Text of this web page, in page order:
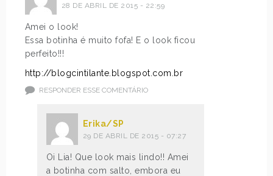
28 DE ABRIL DE 2015 - 22:59
Amei o look!
Essa botinha é muito fofa! E o look ficou
perfeito!!!
http://blogcintilante.blogspot.com.br
RESPONDER ESSE COMENTÁRIO
Erika/SP
29 DE ABRIL DE 2015 - 07:27
Oi Lia! Que look mais lindo!! Amei
a botinha com salto, embora eu